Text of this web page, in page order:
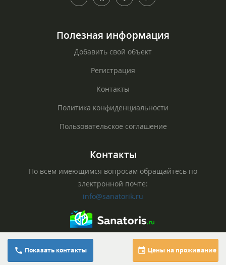
Показать контакты Цены на проживание
8 (879) 322-60-94
Полезная информация
Добавить свой объект
Регистрация
Контакты
Политика конфиденциальности
Пользовательское соглашение
Контакты
По всем имеющимся вопросам обращайтесь по
электронной почте:
info@sanatorik.ru
© Официальный сайт sanatorik.ru, 2026
Все права защищены